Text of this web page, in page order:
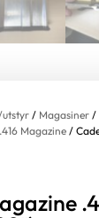
utstyr / Magasiner /
Magazine /